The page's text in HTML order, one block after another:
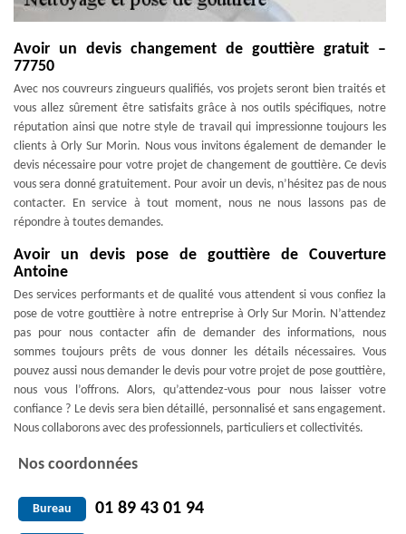
Avoir un devis changement de gouttière gratuit –
77750
Avec nos couvreurs zingueurs qualifiés, vos projets seront bien traités et
vous allez sûrement être satisfaits grâce à nos outils spécifiques, notre
réputation ainsi que notre style de travail qui impressionne toujours les
clients à Orly Sur Morin. Nous vous invitons également de demander le
devis nécessaire pour votre projet de changement de gouttière. Ce devis
vous sera donné gratuitement. Pour avoir un devis, n’hésitez pas de nous
contacter. En service à tout moment, nous ne nous lassons pas de
répondre à toutes demandes.
Avoir un devis pose de gouttière de Couverture
Antoine
Des services performants et de qualité vous attendent si vous confiez la
pose de votre gouttière à notre entreprise à Orly Sur Morin. N’attendez
pas pour nous contacter afin de demander des informations, nous
sommes toujours prêts de vous donner les détails nécessaires. Vous
pouvez aussi nous demander le devis pour votre projet de pose gouttière,
nous vous l’offrons. Alors, qu’attendez-vous pour nous laisser votre
confiance ? Le devis sera bien détaillé, personnalisé et sans engagement.
Nous collaborons avec des professionnels, particuliers et collectivités.
Nos coordonnées
Bureau 01 89 43 01 94